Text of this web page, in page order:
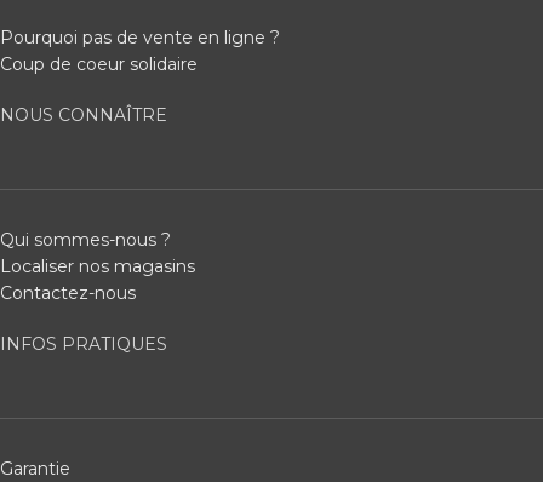
Pourquoi pas de vente en ligne ?
Coup de coeur solidaire
NOUS CONNAÎTRE
Qui sommes-nous ?
Localiser nos magasins
Contactez-nous
INFOS PRATIQUES
Garantie